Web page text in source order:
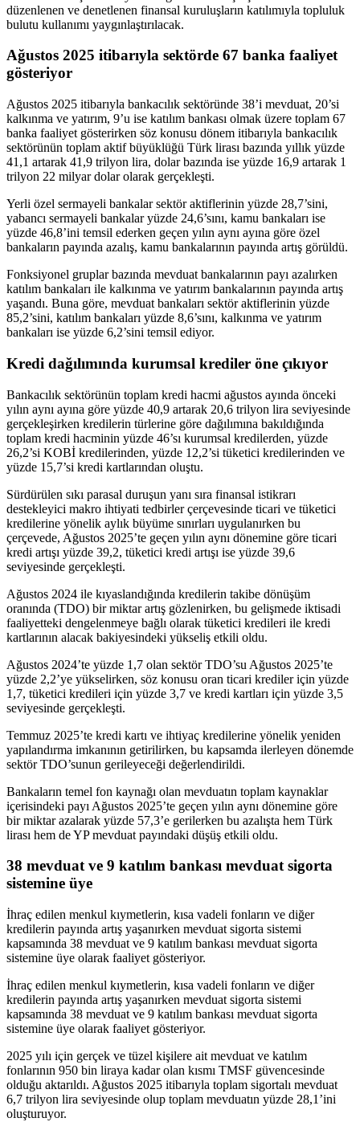
düzenlenen ve denetlenen finansal kuruluşların katılımıyla topluluk
bulutu kullanımı yaygınlaştırılacak.
Ağustos 2025 itibarıyla sektörde 67 banka faaliyet
gösteriyor
Ağustos 2025 itibarıyla bankacılık sektöründe 38’i mevduat, 20’si
kalkınma ve yatırım, 9’u ise katılım bankası olmak üzere toplam 67
banka faaliyet gösterirken söz konusu dönem itibarıyla bankacılık
sektörünün toplam aktif büyüklüğü Türk lirası bazında yıllık yüzde
41,1 artarak 41,9 trilyon lira, dolar bazında ise yüzde 16,9 artarak 1
trilyon 22 milyar dolar olarak gerçekleşti.
Yerli özel sermayeli bankalar sektör aktiflerinin yüzde 28,7’sini,
yabancı sermayeli bankalar yüzde 24,6’sını, kamu bankaları ise
yüzde 46,8’ini temsil ederken geçen yılın aynı ayına göre özel
bankaların payında azalış, kamu bankalarının payında artış görüldü.
Fonksiyonel gruplar bazında mevduat bankalarının payı azalırken
katılım bankaları ile kalkınma ve yatırım bankalarının payında artış
yaşandı. Buna göre, mevduat bankaları sektör aktiflerinin yüzde
85,2’sini, katılım bankaları yüzde 8,6’sını, kalkınma ve yatırım
bankaları ise yüzde 6,2’sini temsil ediyor.
Kredi dağılımında kurumsal krediler öne çıkıyor
Bankacılık sektörünün toplam kredi hacmi ağustos ayında önceki
yılın aynı ayına göre yüzde 40,9 artarak 20,6 trilyon lira seviyesinde
gerçekleşirken kredilerin türlerine göre dağılımına bakıldığında
toplam kredi hacminin yüzde 46’sı kurumsal kredilerden, yüzde
26,2’si KOBİ kredilerinden, yüzde 12,2’si tüketici kredilerinden ve
yüzde 15,7’si kredi kartlarından oluştu.
Sürdürülen sıkı parasal duruşun yanı sıra finansal istikrarı
destekleyici makro ihtiyati tedbirler çerçevesinde ticari ve tüketici
kredilerine yönelik aylık büyüme sınırları uygulanırken bu
çerçevede, Ağustos 2025’te geçen yılın aynı dönemine göre ticari
kredi artışı yüzde 39,2, tüketici kredi artışı ise yüzde 39,6
seviyesinde gerçekleşti.
Ağustos 2024 ile kıyaslandığında kredilerin takibe dönüşüm
oranında (TDO) bir miktar artış gözlenirken, bu gelişmede iktisadi
faaliyetteki dengelenmeye bağlı olarak tüketici kredileri ile kredi
kartlarının alacak bakiyesindeki yükseliş etkili oldu.
Ağustos 2024’te yüzde 1,7 olan sektör TDO’su Ağustos 2025’te
yüzde 2,2’ye yükselirken, söz konusu oran ticari krediler için yüzde
1,7, tüketici kredileri için yüzde 3,7 ve kredi kartları için yüzde 3,5
seviyesinde gerçekleşti.
Temmuz 2025’te kredi kartı ve ihtiyaç kredilerine yönelik yeniden
yapılandırma imkanının getirilirken, bu kapsamda ilerleyen dönemde
sektör TDO’sunun gerileyeceği değerlendirildi.
Bankaların temel fon kaynağı olan mevduatın toplam kaynaklar
içerisindeki payı Ağustos 2025’te geçen yılın aynı dönemine göre
bir miktar azalarak yüzde 57,3’e gerilerken bu azalışta hem Türk
lirası hem de YP mevduat payındaki düşüş etkili oldu.
38 mevduat ve 9 katılım bankası mevduat sigorta
sistemine üye
İhraç edilen menkul kıymetlerin, kısa vadeli fonların ve diğer
kredilerin payında artış yaşanırken mevduat sigorta sistemi
kapsamında 38 mevduat ve 9 katılım bankası mevduat sigorta
sistemine üye olarak faaliyet gösteriyor.
İhraç edilen menkul kıymetlerin, kısa vadeli fonların ve diğer
kredilerin payında artış yaşanırken mevduat sigorta sistemi
kapsamında 38 mevduat ve 9 katılım bankası mevduat sigorta
sistemine üye olarak faaliyet gösteriyor.
2025 yılı için gerçek ve tüzel kişilere ait mevduat ve katılım
fonlarının 950 bin liraya kadar olan kısmı TMSF güvencesinde
olduğu aktarıldı. Ağustos 2025 itibarıyla toplam sigortalı mevduat
6,7 trilyon lira seviyesinde olup toplam mevduatın yüzde 28,1’ini
oluşturuyor.